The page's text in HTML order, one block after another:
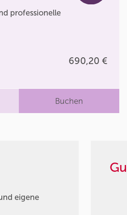
professionelle
690,20 €
Buchen
eigene